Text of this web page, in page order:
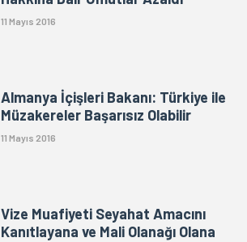
11 Mayıs 2016
Almanya İçişleri Bakanı: Türkiye ile
Müzakereler Başarısız Olabilir
11 Mayıs 2016
Vize Muafiyeti Seyahat Amacını
Kanıtlayana ve Mali Olanağı Olana